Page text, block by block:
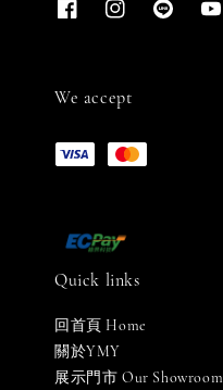
We accept
Quick links
回首頁 Home
關於YMY
展示門市 Our Showroom